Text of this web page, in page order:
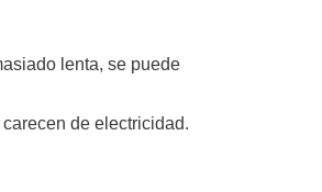
lenta, se puede
de electricidad.